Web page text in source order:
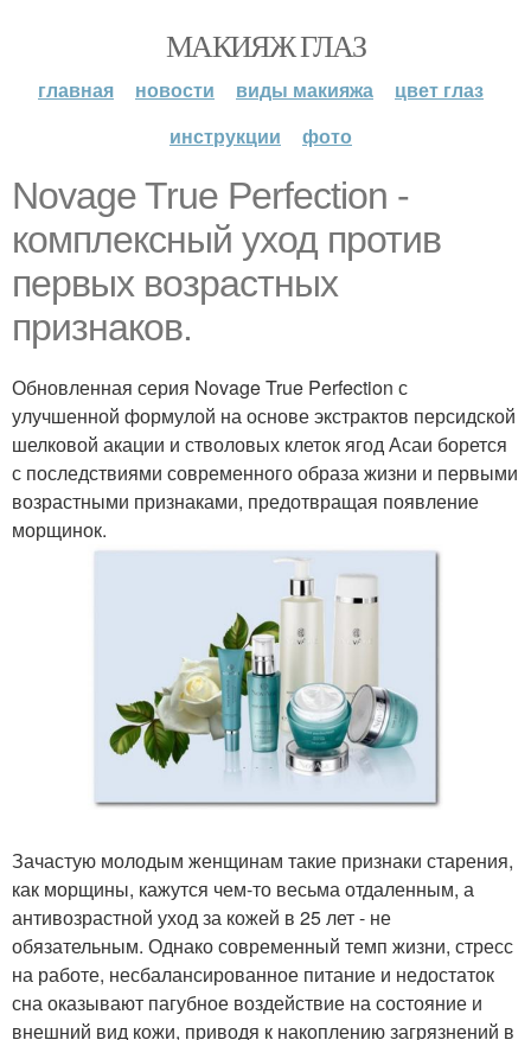
МАКИЯЖ ГЛАЗ
главная новости виды макияжа
цвет глаз
инструкции
фото
Novage True Perfection -
комплексный уход против
первых возрастных
признаков.
Обновленная серия Novage True Perfection с
улучшенной формулой на основе экстрактов персидской
шелковой акации и стволовых клеток ягод Асаи борется
с последствиями современного образа жизни и первыми
возрастными признаками, предотвращая появление
морщинок.
Зачастую молодым женщинам такие признаки старения,
как морщины, кажутся чем-то весьма отдаленным, а
антивозрастной уход за кожей в 25 лет - не
обязательным. Однако современный темп жизни, стресс
на работе, несбалансированное питание и недостаток
сна оказывают пагубное воздействие на состояние и
внешний вид кожи, приводя к накоплению загрязнений в